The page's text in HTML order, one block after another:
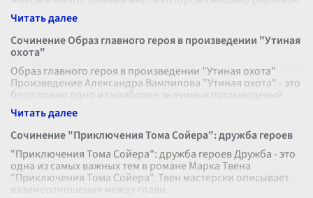
с фантастическим, комическое
Сочинение Образ главного героя в произведении "Утиная
охота"
Образ главного героя в произведении "Утиная охота"
Произведение Александра Вампилова "Утиная охота" - это
безусловно одно из наиболее значимых произведений
русской драматургии вто
Сочинение "Приключения Тома Сойера": дружба героев
"Приключения Тома Сойера": дружба героев Дружба - это
одна из самых важных тем в романе Марка Твена
"Приключения Тома Сойера". Твен мастерски описывает
взаимоотношения между главн